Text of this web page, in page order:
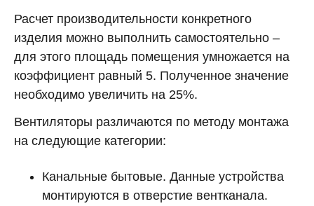
Расчет производительности конкретного
изделия можно выполнить самостоятельно –
для этого площадь помещения умножается на
коэффициент равный 5. Полученное значение
необходимо увеличить на 25%.
Вентиляторы различаются по методу монтажа
на следующие категории:
Канальные бытовые. Данные устройства
монтируются в отверстие вентканала.